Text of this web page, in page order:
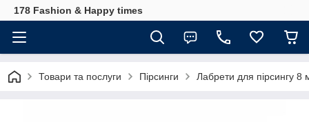
178 Fashion & Happy times
Товари та послуги Пірсинги Лабрети для пірсингу 8